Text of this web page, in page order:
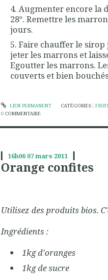
Augmenter encore la
28°. Remettre les
jours.
Faire chauffer le sirop
jeter les marrons et
Egoutter les marrons.
couverts et bien
LIEN PERMANENT CATÉGORIES :
0 COMMENTAIRE
16h06 07mars 2011
Orange confites
Utilisez des produits bios.
Ingrédients :
1kg d'oranges
1kg de sucre